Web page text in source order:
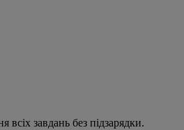
всіх завдань без підзарядки.